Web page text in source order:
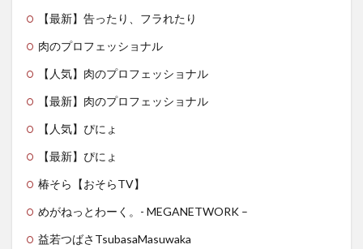
【最新】告ったり、フラれたり
肉のプロフェッショナル
【人気】肉のプロフェッショナル
【最新】肉のプロフェッショナル
【人気】ぴにょ
【最新】ぴにょ
椿そら【おそらTV】
めがねっとわーく。- MEGANETWORK –
益若つばさTsubasaMasuwaka